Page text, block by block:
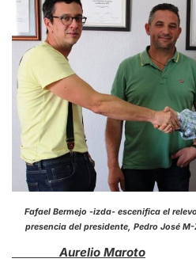
Fafael Bermejo -izda- escenifica el
presencia del presidente, Pedro
Aurelio Maroto